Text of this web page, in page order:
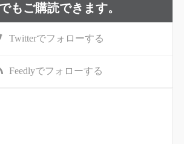
もご購読できます。
Twitterでフォローする
Feedlyでフォローする